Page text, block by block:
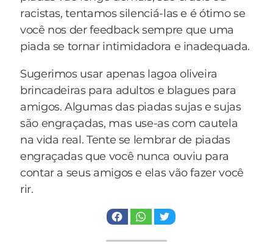
LEGIONÁRIO
b.. Toma banho rápido, usa xampu e esquece
das orelhas ou do pescoço MACHO
c.. Toma banho sem pressa, curte a água e soca
umazinha HOMEM
d.. Demora mais de meia hora e usa sabonete
líquido TENDÊNCIAS GAYS SÉRIAS
e.. Toma banho com sais e espuma na banheira
VIADAÇO ASSUMIDO
5 - c**...
a.. Gelada e em grandes quantidades MACHO
b.. Só cervejas extra, premium e importadas
c.. Só uma às vezes para matar a sede BICHICE
racistas, tentamos silenciá-las e é ótimo se
você nos der feedback sempre que uma
piada se tornar intimidadora e inadequada.
Sugerimos usar apenas lagoa oliveira
brincadeiras para adultos e blagues para
amigos. Algumas das piadas sujas e sujas
são engraçadas, mas use-as com cautela
na vida real. Tente se lembrar de piadas
engraçadas que você nunca ouviu para
contar a seus amigos e elas vão fazer você
rir.